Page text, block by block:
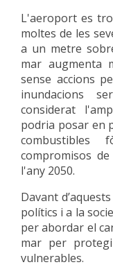
L'aeroport es
moltes de les
a un metre
mar augmenta
sense accions
inundacions
considerat
podria posar en
combustibles
compromisos
l'any 2050.
Davant
polítics i a la
per abordar el
mar per
vulnerables.